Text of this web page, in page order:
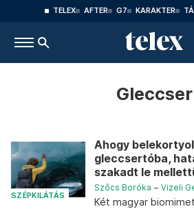
TELEX AFTER G7 KARAKTER
Gleccser
SZÉPKILÁTÁS
Ahogy
gleccsertóba,
szakadt le
Szőcs Boróka – Vizeli
Két magyar